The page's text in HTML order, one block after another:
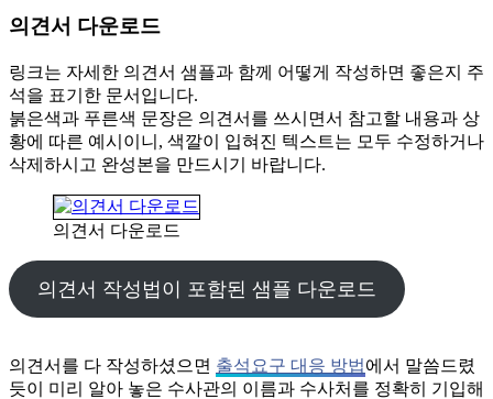
의견서 다운로드
링크는 자세한 의견서 샘플과 함께 어떻게 작성하면 좋은지 주
석을 표기한 문서입니다.
붉은색과 푸른색 문장은 의견서를 쓰시면서 참고할 내용과 상
황에 따른 예시이니, 색깔이 입혀진 텍스트는 모두 수정하거나
삭제하시고 완성본을 만드시기 바랍니다.
의견서 다운로드
의견서 작성법이 포함된 샘플 다운로드
의견서를 다 작성하셨으면 출석요구 대응 방법에서 말씀드렸
듯이 미리 알아 놓은 수사관의 이름과 수사처를 정확히 기입해